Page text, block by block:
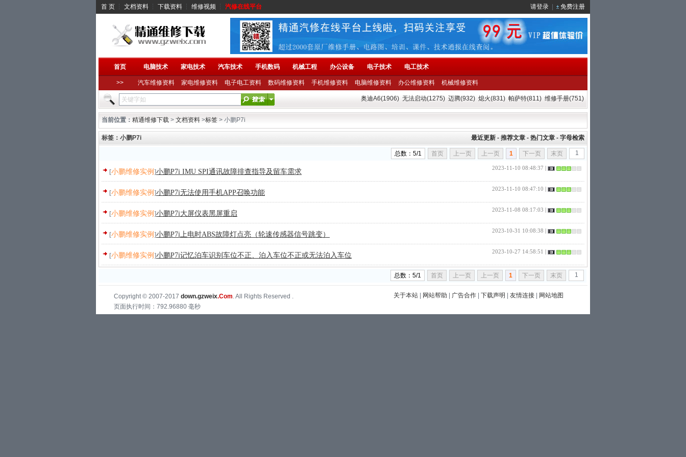
首 页 ┆ 文档资料 ┆ 下载资料 ┆ 维修视频 ┆ 汽修在线平台 请登录 免费注册
首页 电脑技术 家电技术 汽车技术 手机数码 机械工程 办公设备 电子技术 电工技术
>> 汽车维修资料 家电维修资料 电子电工资料 数码维修资料 手机维修资料 电脑维修资料 办公维修资料 机械维修资料
奥迪A6(1906) 无法启动(1275) 迈腾(932) 熄火(831) 帕萨特(811) 维修手册(751)
当前位置： 精通维修下载 > 文档资料 >标签 > 小鹏P7i
标签：小鹏P7i 最近更新 - 推荐文章 - 热门文章 - 字母检索
总数：5/1 首页 上一页 上一页 1 下一页 末页
[小鹏维修实例 ]小鹏P7i IMU SPI通讯故障排查指导及留车需求 2023-11-10 08:48:37 |
[小鹏维修实例 ]小鹏P7i无法使用手机APP召唤功能 2023-11-10 08:47:10 |
[小鹏维修实例 ]小鹏P7i大屏仪表黑屏重启 2023-11-08 08:17:03 |
[小鹏维修实例 ]小鹏P7i上电时ABS故障灯点亮（轮速传感器信号跳变） 2023-10-31 10:08:38 |
[小鹏维修实例 ]小鹏P7i记忆泊车识别车位不正、泊入车位不正或无法泊入车位 2023-10-27 14:58:51 |
总数：5/1 首页 上一页 上一页 1 下一页 末页
关于本站 网站帮助 广告合作 下载声明 友情连接 网站地图
Copyright © 2007-2017 down.gzweix.Com. All Rights Reserved .
页面执行时间：792.96880 毫秒